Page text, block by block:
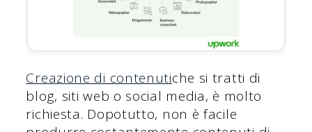
Creazione di contenutiche si tratti di
blog, siti web o social media, è molto
richiesta. Dopotutto, non è facile